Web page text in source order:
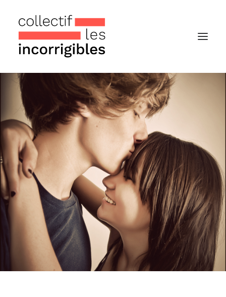
Accueil
Le collectif
Nos actualités
Notre « Incolettre » mensuelle
Recherche